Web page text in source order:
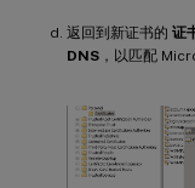
返回到新证书的 证
DNS ，以匹配